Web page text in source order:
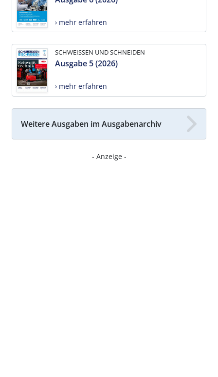
› mehr erfahren
SCHWEISSEN UND SCHNEIDEN
Ausgabe 5 (2026)
› mehr erfahren
Weitere Ausgaben im Ausgabenarchiv
- Anzeige -